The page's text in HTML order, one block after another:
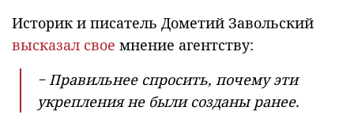
Историк и писатель Дометий Завольский
высказал свое мнение агентству:
− Правильнее спросить, почему эти
укрепления не были созданы ранее.